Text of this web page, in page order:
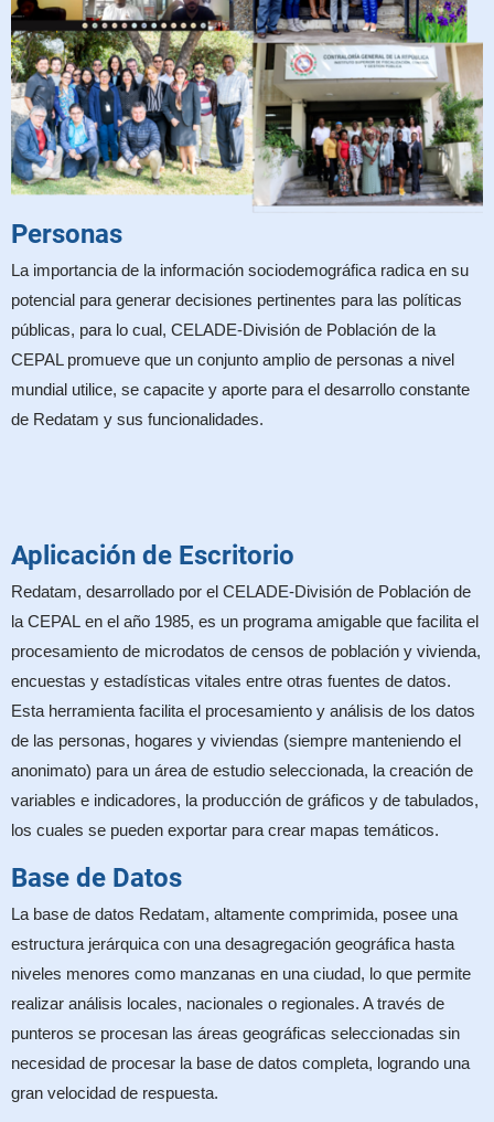
Personas
La importancia de la información sociodemográfica radica en su
potencial para generar decisiones pertinentes para las políticas
públicas, para lo cual, CELADE-División de Población de la
CEPAL promueve que un conjunto amplio de personas a nivel
mundial utilice, se capacite y aporte para el desarrollo constante
de Redatam y sus funcionalidades.
Aplicación de Escritorio
Redatam, desarrollado por el CELADE-División de Población de
la CEPAL en el año 1985, es un programa amigable que facilita el
procesamiento de microdatos de censos de población y vivienda,
encuestas y estadísticas vitales entre otras fuentes de datos.
Esta herramienta facilita el procesamiento y análisis de los datos
de las personas, hogares y viviendas (siempre manteniendo el
anonimato) para un área de estudio seleccionada, la creación de
variables e indicadores, la producción de gráficos y de tabulados,
los cuales se pueden exportar para crear mapas temáticos.
Base de Datos
La base de datos Redatam, altamente comprimida, posee una
estructura jerárquica con una desagregación geográfica hasta
niveles menores como manzanas en una ciudad, lo que permite
realizar análisis locales, nacionales o regionales. A través de
punteros se procesan las áreas geográficas seleccionadas sin
necesidad de procesar la base de datos completa, logrando una
gran velocidad de respuesta.